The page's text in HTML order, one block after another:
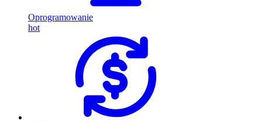
Oprogramowanie
hot